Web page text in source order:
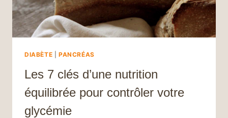
DIABÈTE PANCRÉAS
Les 7 clés d’une nutrition
équilibrée pour contrôler votre
glycémie